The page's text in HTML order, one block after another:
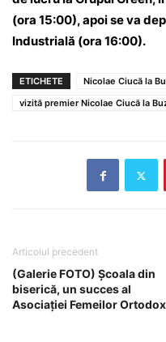
(ora 15:00), apoi se va
Industrială (ora 16:00).
ETICHETE
Nicolae Ciucă la
vizită premier Nicolae Ciucă la
Articolul precedent
(Galerie FOTO) Școala din
biserică, un succes al
Asociației Femeilor